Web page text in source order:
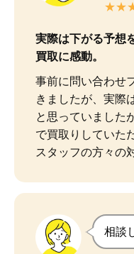
実際は下がる予想
買取に感動。
事前に問い合わせ
きましたが、実際
と思っていました
で買取りしていた
スタッフの方々の
相談